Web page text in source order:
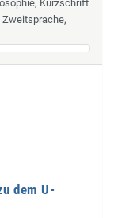
Kurzschrift
dem U-